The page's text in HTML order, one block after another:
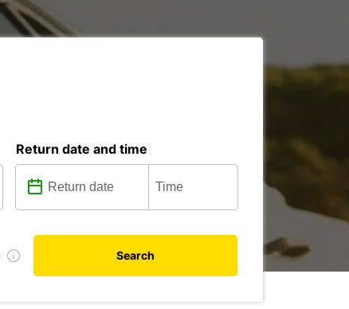
Return date and time
Search